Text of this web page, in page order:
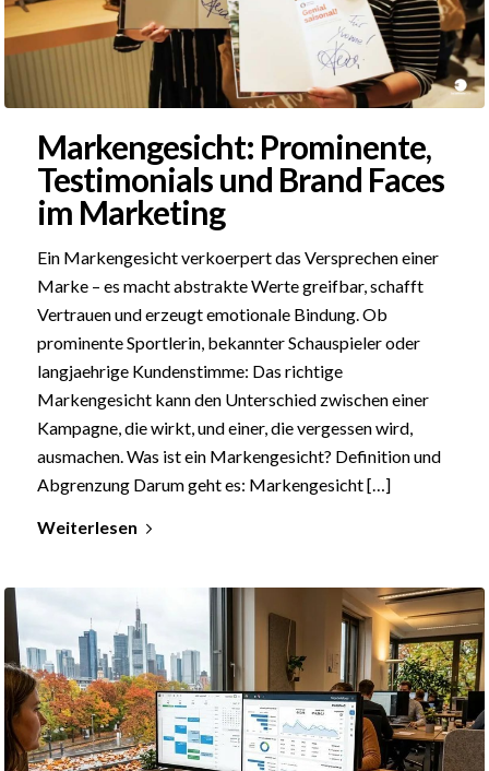
Markengesicht: Prominente,
Testimonials und Brand Faces
im Marketing
Ein Markengesicht verkoerpert das Versprechen einer
Marke – es macht abstrakte Werte greifbar, schafft
Vertrauen und erzeugt emotionale Bindung. Ob
prominente Sportlerin, bekannter Schauspieler oder
langjaehrige Kundenstimme: Das richtige
Markengesicht kann den Unterschied zwischen einer
Kampagne, die wirkt, und einer, die vergessen wird,
ausmachen. Was ist ein Markengesicht? Definition und
Abgrenzung Darum geht es: Markengesicht […]
Weiterlesen